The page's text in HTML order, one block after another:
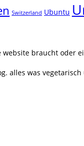
Switzerland Ubuntu
website braucht oder
alles was